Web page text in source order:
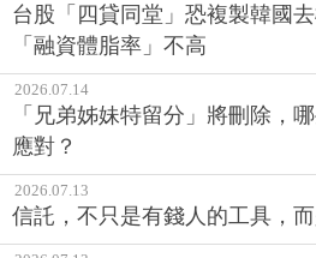
台股「四貸同堂」恐複製韓國
「融資體脂率」不高
2026.07.14
「兄弟姊妹特留分」將刪除，
應對？
2026.07.13
信託，不只是有錢人的工具，